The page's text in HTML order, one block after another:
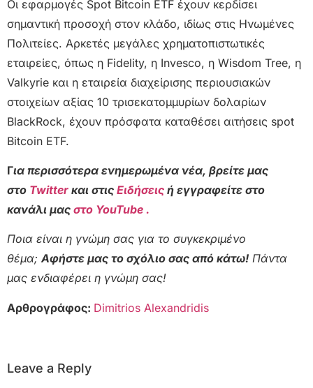
Οι εφαρμογές Spot Bitcoin ETF έχουν κερδίσει
σημαντική προσοχή στον κλάδο, ιδίως στις Ηνωμένες
Πολιτείες. Αρκετές μεγάλες χρηματοπιστωτικές
εταιρείες, όπως η Fidelity, η Invesco, η Wisdom Tree, η
Valkyrie και η εταιρεία διαχείρισης περιουσιακών
στοιχείων αξίας 10 τρισεκατομμυρίων δολαρίων
BlackRock, έχουν πρόσφατα καταθέσει αιτήσεις spot
Bitcoin ETF.
Για περισσότερα ενημερωμένα νέα, βρείτε μας
στο Twitter και στις Ειδήσεις ή εγγραφείτε στο
κανάλι μας στο YouTube .
Ποια είναι η γνώμη σας για το συγκεκριμένο
θέμα;Αφήστε μας το σχόλιο σας από κάτω! Πάντα
μας ενδιαφέρει η γνώμη σας!
Αρθρογράφος: Dimitrios Alexandridis
Leave a Reply